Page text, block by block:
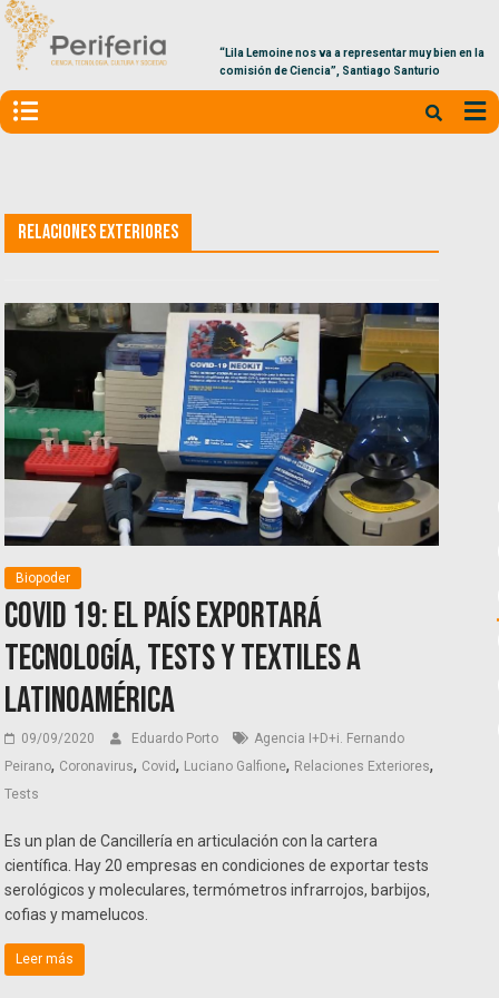
“Lila Lemoine nos va a representar muy bien en la
comisión de Ciencia”, Santiago Santurio
Relaciones Exteriores
Biopoder
COVID 19: El país exportará
tecnología, tests y textiles a
Latinoamérica
09/09/2020 Eduardo Porto
Agencia I+D+i. Fernando
Peirano, Coronavirus, Covid, Luciano Galfione, Relaciones Exteriores,
Tests
Es un plan de Cancillería en articulación con la cartera
científica. Hay 20 empresas en condiciones de exportar tests
serológicos y moleculares, termómetros infrarrojos, barbijos,
cofias y mamelucos.
Leer más